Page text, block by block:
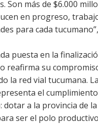
Son más de $6.000
en progreso,
para cada
puesta en la
reafirma su
la red vial tucumana.
el
dotar a la provincia de
ser el polo